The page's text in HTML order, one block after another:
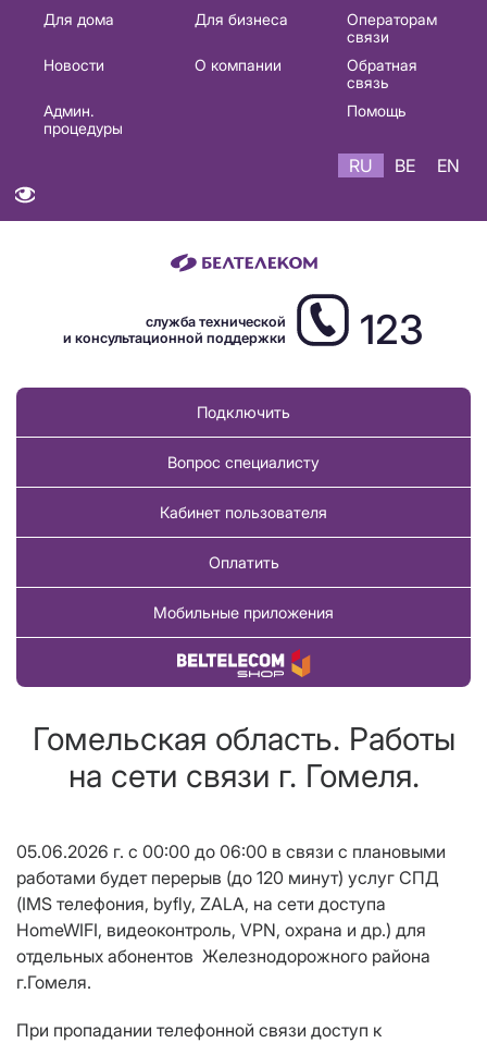
Основная
навигация
Для дома Для бизнеса
Операторам
связи
Новости
О компании
Обратная
связь
Админ.
процедуры
Помощь
RU BE EN
служба технической
и консультационной поддержки
123
Подключить
Вопрос специалисту
Кабинет пользователя
Оплатить
Мобильные приложения
Купить товар
Гомельская область. Работы
на сети связи г. Гомеля.
05.06.2026 г. с 00:00 до 06:00 в связи с плановыми
работами будет перерыв (до 120 минут) услуг СПД
(IMS телефония, byfly, ZALA, на сети доступа
HomeWIFI, видеоконтроль, VPN, охрана и др.) для
отдельных абонентов Железнодорожного района
г.Гомеля.
При пропадании телефонной связи доступ к